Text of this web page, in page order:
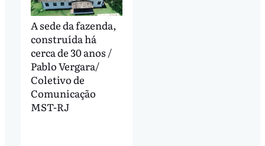
A sede da fazenda,
construída há
cerca de 30 anos /
Pablo Vergara/
Coletivo de
Comunicação
MST-RJ